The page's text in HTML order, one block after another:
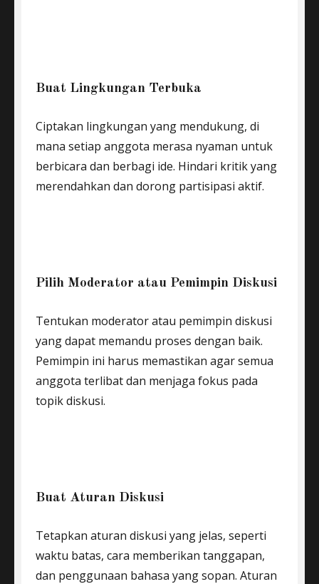
Buat Lingkungan Terbuka
Ciptakan lingkungan yang mendukung, di
mana setiap anggota merasa nyaman untuk
berbicara dan berbagi ide. Hindari kritik yang
merendahkan dan dorong partisipasi aktif.
Pilih Moderator atau Pemimpin Diskusi
Tentukan moderator atau pemimpin diskusi
yang dapat memandu proses dengan baik.
Pemimpin ini harus memastikan agar semua
anggota terlibat dan menjaga fokus pada
topik diskusi.
Buat Aturan Diskusi
Tetapkan aturan diskusi yang jelas, seperti
waktu batas, cara memberikan tanggapan,
dan penggunaan bahasa yang sopan. Aturan